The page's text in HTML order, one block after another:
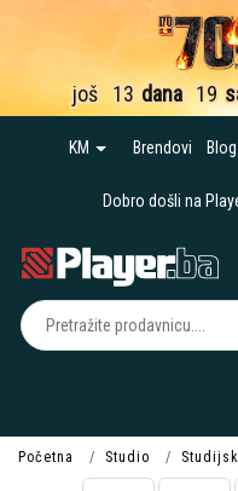
još 13 dana 19
KM Brendovi Blog
Dobro došli na
Početna Studio